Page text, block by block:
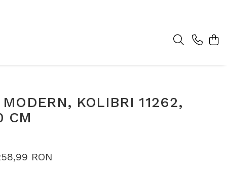
MODERN, KOLIBRI 11262,
CM
RON